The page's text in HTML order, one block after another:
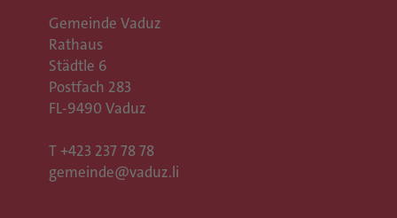
Gemeinde Vaduz
Rathaus
Städtle 6
Postfach 283
FL-9490 Vaduz
T +423 237 78 78
gemeinde@vaduz.li